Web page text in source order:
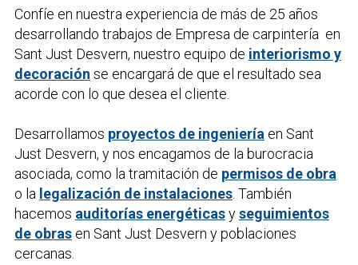
Confíe en nuestra experiencia de más de 25 años
desarrollando trabajos de Empresa de carpintería en
Sant Just Desvern, nuestro equipo de interiorismo y
decoración se encargará de que el resultado sea
acorde con lo que desea el cliente.
Desarrollamos proyectos de ingeniería en Sant
Just Desvern, y nos encagamos de la burocracia
asociada, como la tramitación de permisos de obra
o la legalización de instalaciones. También
hacemos auditorías energéticasyseguimientos
de obrasen Sant Just Desvern y poblaciones
cercanas.